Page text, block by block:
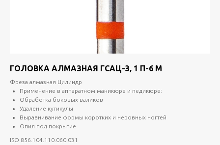
ГОЛОВКА АЛМАЗНАЯ ГСАЦ-3, 1 П-6 М
Фреза алмазная Цилиндр
Применение в аппаратном маникюре и педикюре:
Обработка боковых валиков
Удаление кутикулы
Выравнивание формы коротких и неровных ногтей
Опил под покрытие
ISO 856.104.110.060.031